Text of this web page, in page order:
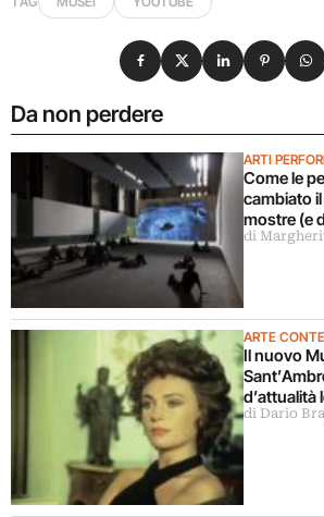
Da non perdere
ARTI
Come le
cambiato
mostre (e
di
ARTE
Il nuovo
d’attualità
il libro La
di Dario
Condividi su Facebook
Condividi su X
Condividi su
Condividi